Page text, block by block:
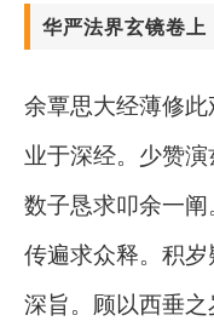
华严法界玄镜卷上
余覃思大经薄修
业于深经。少赞演
数子恳求叩余一
传遍求众释。积
深旨。顾以西垂